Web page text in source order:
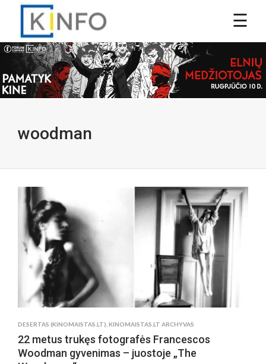
woodman
DESERTAS (KINOMAISTAS.LT) KINOMAISTAS.LT ARCHYVAS
22 metus trukęs fotografės Francescos
Woodman gyvenimas – juostoje „The